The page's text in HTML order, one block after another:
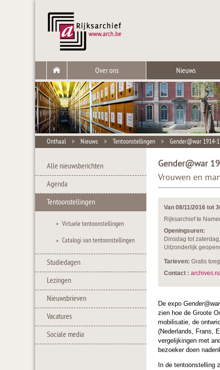
Over ons Nieuws
Onthaal > Nieuws > Tentoonstellingen > Gender@war 1914-
Alle nieuwsberichten
Agenda
Tentoonstellingen
Virtuele tentoonstellingen
Catalogi van tentoonstellingen
Studiedagen
Lezingen
Nieuwsbrieven
Vacatures
Sociale media
Gender@war
Vrouwen en
Van 08/11/2016 tot
Rijksarchief te
Openingsuren:
Dinsdag tot
Uitzonderlijk
Tarieven: Gratis
Contact :
De expo
zien hoe de Groote
mobilisatie, de
(Nederlands, Frans,
vergelijkingen met
bezoeker doen
In de tentoonstelling